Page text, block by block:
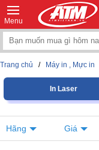
Menu
Trang chủ / Máy in , Mực in
In Laser
Hãng Giá